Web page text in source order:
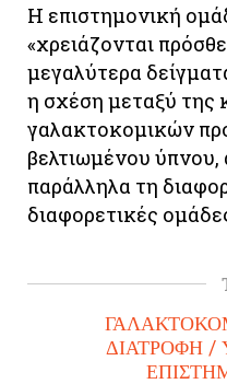
Η επιστημονική
«χρειάζονται
μεγαλύτερα
η σχέση μεταξύ της
γαλακτοκομικών
βελτιωμένου
παράλληλα τη
διαφορετικές
ΔΙΑΤΡΟΦΗ